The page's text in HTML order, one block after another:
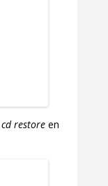
cd restore en